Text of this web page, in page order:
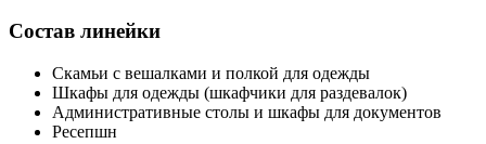
Состав линейки
Скамьи с вешалками и полкой для одежды
Шкафы для одежды (шкафчики для раздевалок)
Административные столы и шкафы для документов
Ресепшн